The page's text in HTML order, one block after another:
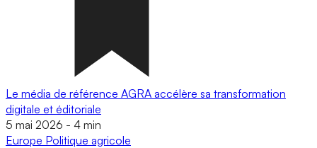
Le média de référence AGRA accélère sa transformation
digitale et éditoriale
5 mai 2026 - 4 min
Europe Politique agricole